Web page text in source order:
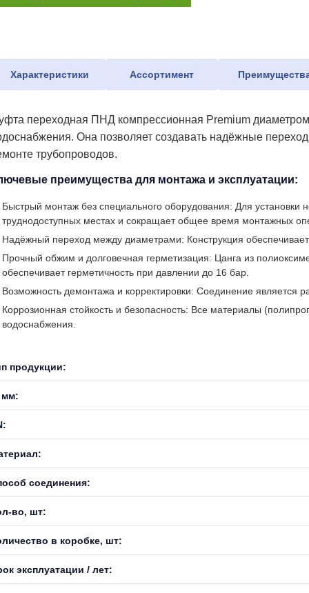
Характеристики Ассортимент
переходная ПНД компрессионная Premium
Она позволяет создавать надёжные
трубопроводов.
преимущества для монтажа и эксплуатации:
Быстрый монтаж без специального оборудования: Для установки
труднодоступных местах и сокращает общее время монтажных
Надёжный переход между диаметрами: Конструкция
Прочный обжим и долговечная герметизация: Цанга из
обеспечивает герметичность при давлении до 16 бар.
Возможность демонтажа и корректировки: Соединение является
Коррозионная стойкость и безопасность: Все материалы
водоснабжения.
продукции:
мм:
соединения:
во, шт:
в коробке, шт:
эксплуатации / лет: